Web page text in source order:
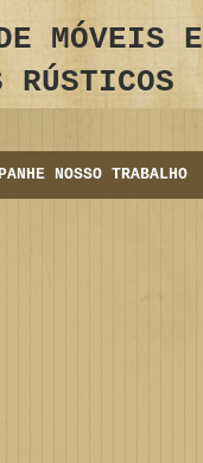
MÓVEIS E
RÚSTICOS
NOSSO TRABALHO